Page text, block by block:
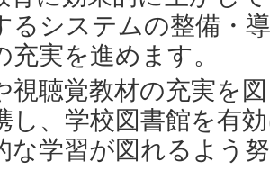
るシステムの整備・
充実を進めます。
視聴覚教材の充実を
し、学校図書館を有
な学習が図れるよう